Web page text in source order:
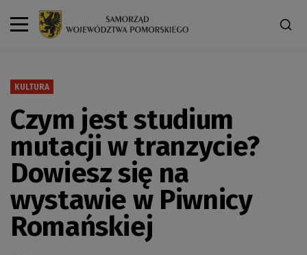
KULTURA
Czym jest studium
mutacji w tranzycie?
Dowiesz się na
wystawie w Piwnicy
Romańskiej